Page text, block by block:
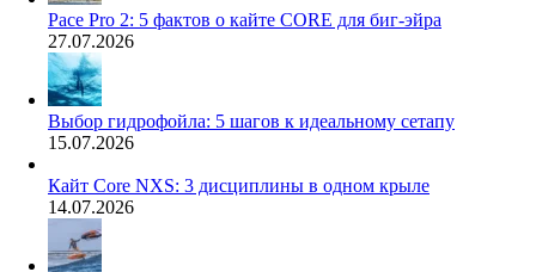
Pace Pro 2: 5 фактов о кайте CORE для биг-эйра
27.07.2026
Выбор гидрофойла: 5 шагов к идеальному сетапу
15.07.2026
Кайт Core NXS: 3 дисциплины в одном крыле
14.07.2026